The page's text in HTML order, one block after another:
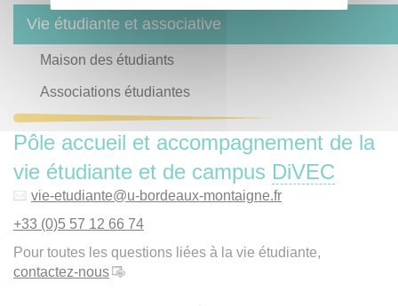
Vie étudiante et associative
Maison des étudiants
Associations étudiantes
Pôle accueil et accompagnement de la
vie étudiante et de campus DiVEC
vie-etudiante@u-bordeaux-montaigne.fr
+33 (0)5 57 12 66 74
Pour toutes les questions liées à la vie étudiante,
contactez-nous